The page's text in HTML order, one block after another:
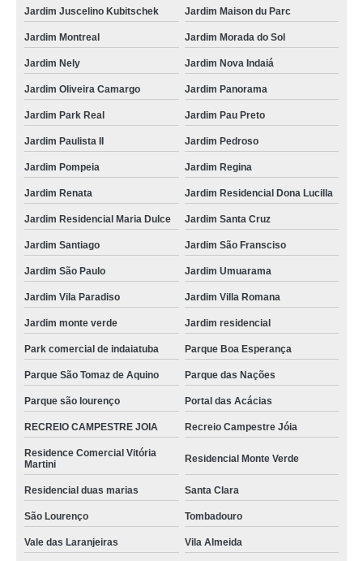
Jardim Juscelino Kubitschek Jardim Maison du Parc
Jardim Montreal Jardim Morada do Sol
Jardim Nely Jardim Nova Indaiá
Jardim Oliveira Camargo Jardim Panorama
Jardim Park Real Jardim Pau Preto
Jardim Paulista II Jardim Pedroso
Jardim Pompeia Jardim Regina
Jardim Renata Jardim Residencial Dona Lucilla
Jardim Residencial Maria Dulce Jardim Santa Cruz
Jardim Santiago Jardim São Fransciso
Jardim São Paulo Jardim Umuarama
Jardim Vila Paradiso Jardim Villa Romana
Jardim monte verde Jardim residencial
Park comercial de indaiatuba Parque Boa Esperança
Parque São Tomaz de Aquino Parque das Nações
Parque são lourenço Portal das Acácias
RECREIO CAMPESTRE JOIA Recreio Campestre Jóia
Residence Comercial Vitória
Martini
Residencial Monte Verde
Residencial duas marias Santa Clara
São Lourenço Tombadouro
Vale das Laranjeiras Vila Almeida